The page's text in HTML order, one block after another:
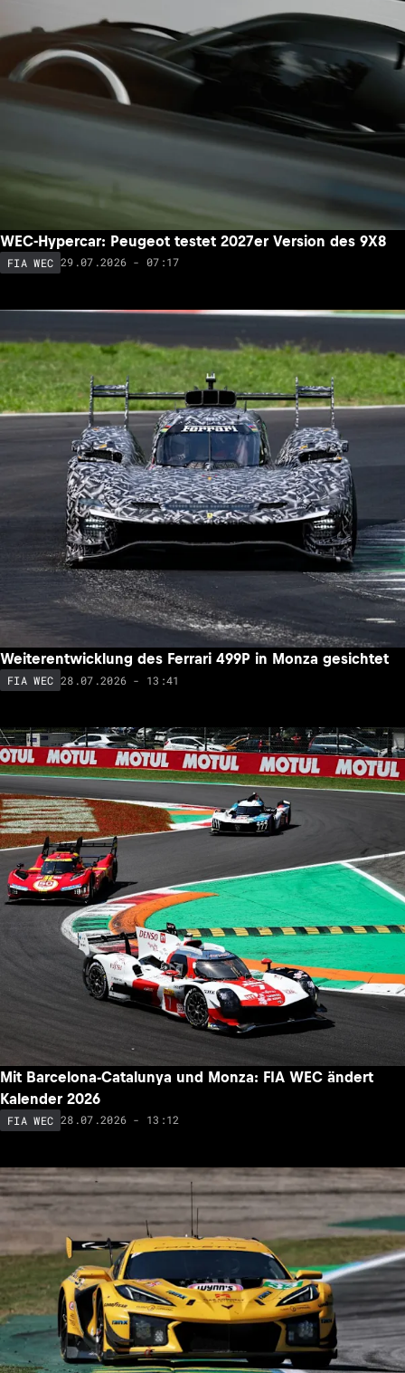
WEC-Hypercar: Peugeot testet 2027er Version des 9X8
FIA WEC 29.07.2026 - 07:17
Weiterentwicklung des Ferrari 499P in Monza gesichtet
FIA WEC 28.07.2026 - 13:41
Mit Barcelona-Catalunya und Monza: FIA WEC ändert
Kalender 2026
FIA WEC 28.07.2026 - 13:12